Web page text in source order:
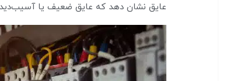
عایق نشان دهد که عایق ضعیف یا